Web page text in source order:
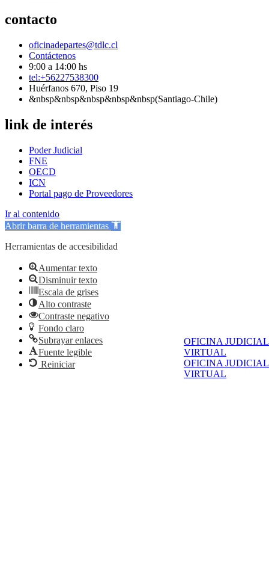
OFICINA JUDICIAL
VIRTUAL
OFICINA JUDICIAL
VIRTUAL
contacto
oficinadepartes@tdlc.cl
Contáctenos
9:00 a 14:00 hs
tel:+56227538300
Huérfanos 670, Piso 19
&nbsp&nbsp&nbsp&nbsp&nbsp(Santiago-Chile)
link de interés
Poder Judicial
FNE
OECD
ICN
Portal pago de Proveedores
Ir al contenido
Abrir barra de herramientas
Herramientas de accesibilidad
Aumentar texto
Disminuir texto
Escala de grises
Alto contraste
Contraste negativo
Fondo claro
Subrayar enlaces
Fuente legible
Reiniciar